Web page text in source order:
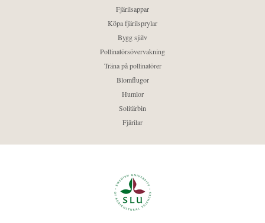
Fjärilsappar
Köpa fjärilsprylar
Bygg själv
Pollinatörsövervakning
Träna på pollinatörer
Blomflugor
Humlor
Solitärbin
Fjärilar